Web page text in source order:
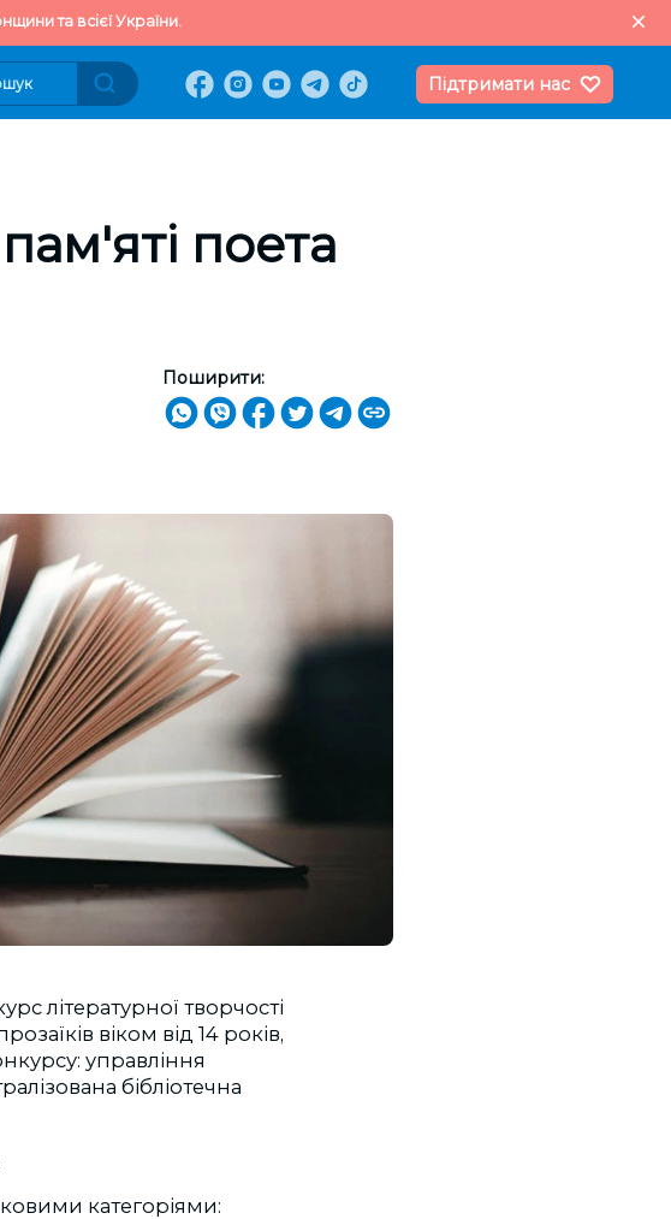
та всієї України.
Підтримати нас
поета
Поширити:
літературної творчості
віком від 14 років,
управління
бібліотечна
категоріями: